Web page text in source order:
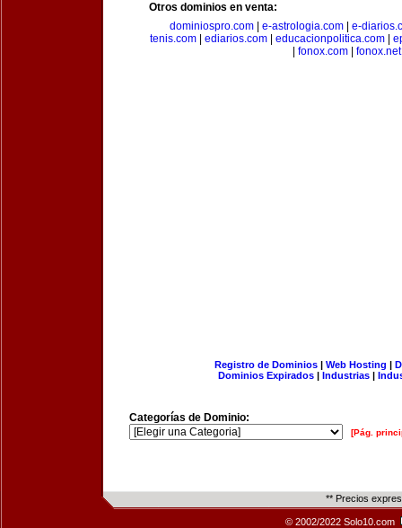
Otros dominios en venta:
dominiospro.com
e-astrologia.com
e-
tenis.com
ediarios.com educacionpolitica.com
fonox.com| fonox.net
Registro de Dominios| Web Hosting |
Dominios Expirados | Industrias |
Categorías de Dominio:
[Pág.
** Precios
© 2002/2022 Solo10.com